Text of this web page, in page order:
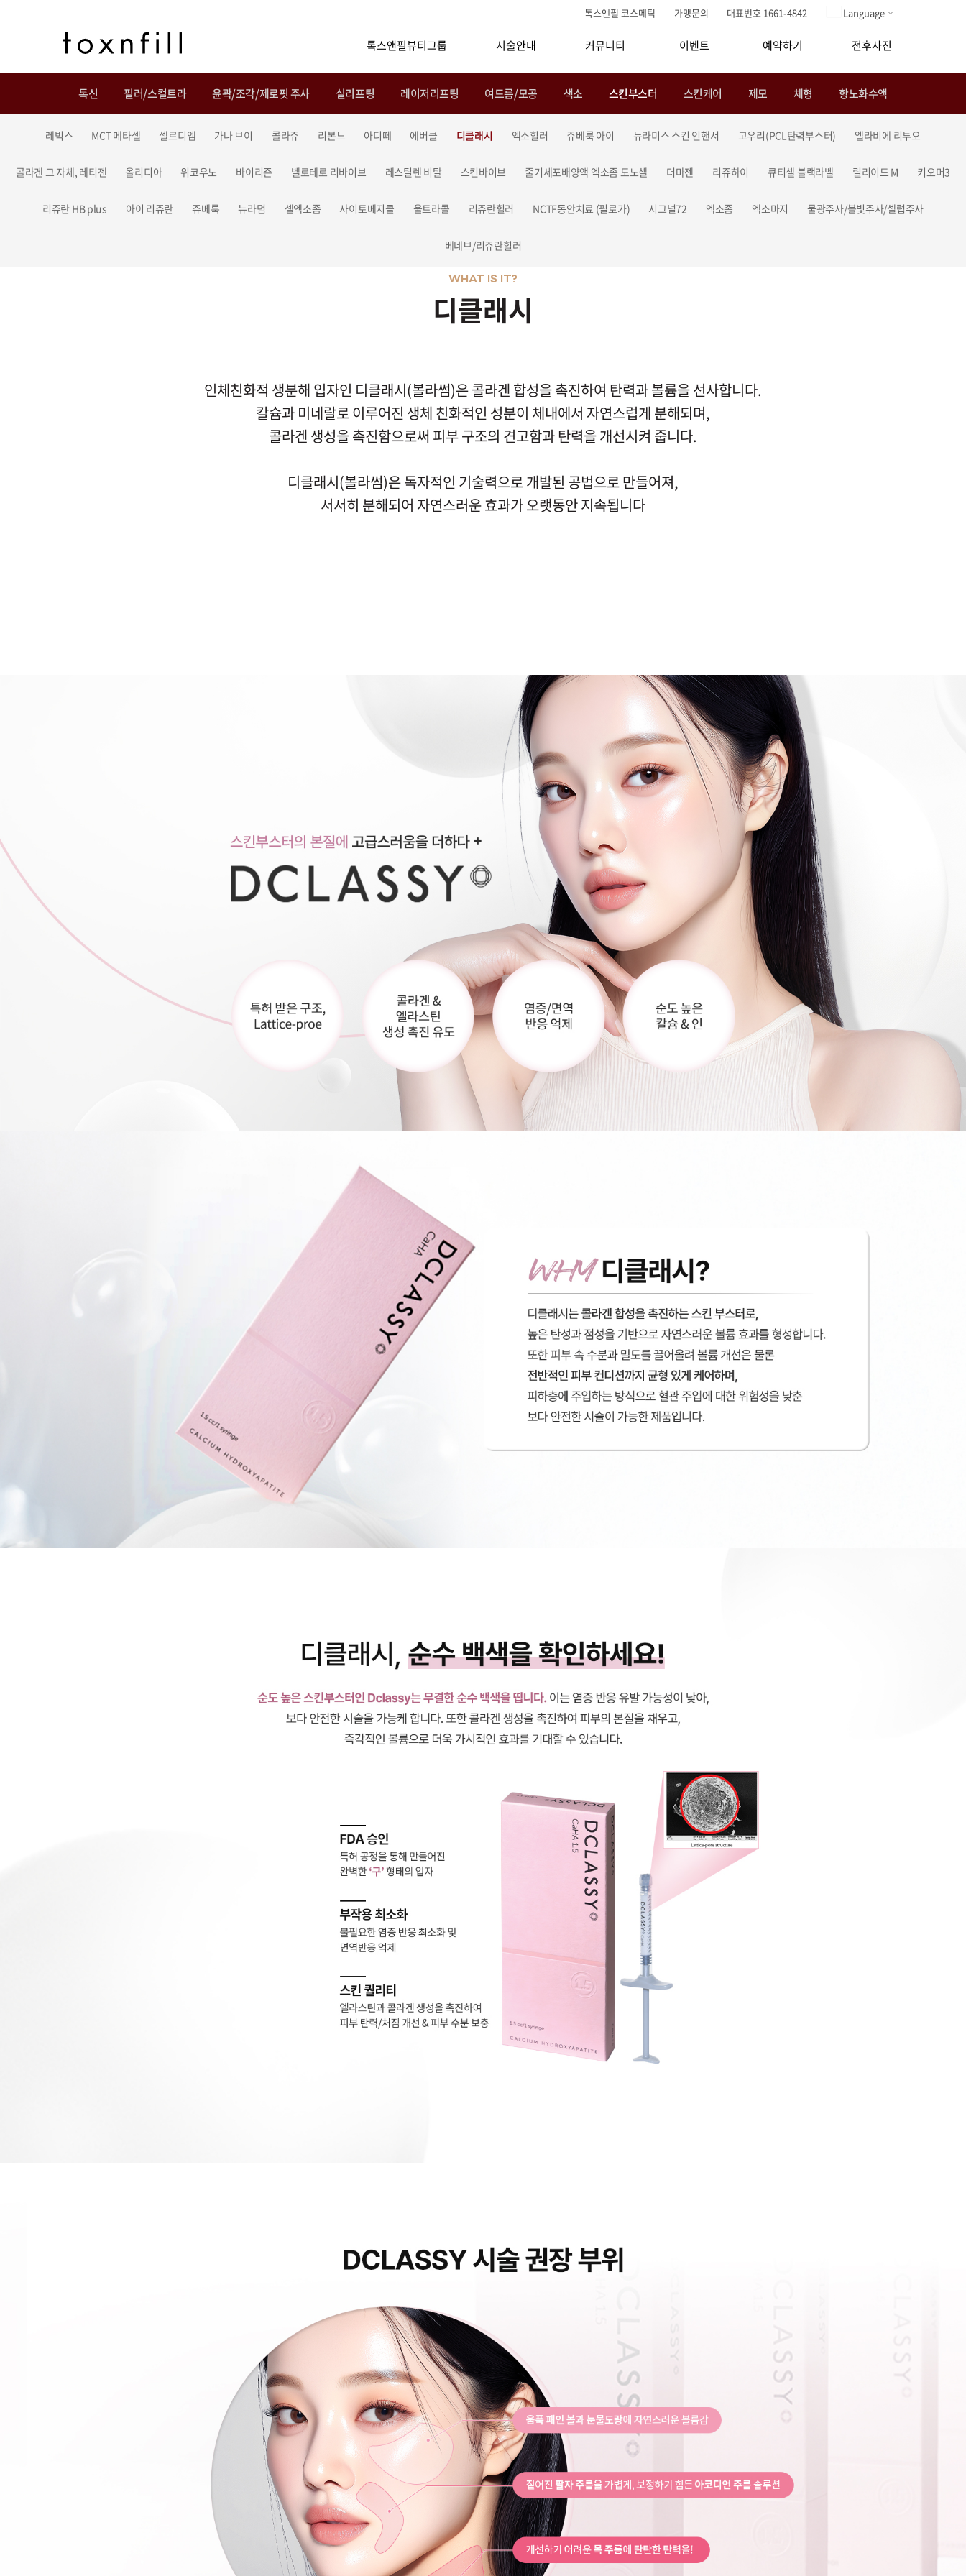
톡스앤필 코스메틱 가맹문의 대표번호 1661-4842 Language
톡스앤필뷰티그룹 시술안내 커뮤니티 이벤트 예약하기 전후사진
톡신 필러/스컬트라 윤곽/조각/제로핏 주사 실리프팅 레이저리프팅 여드름/모공 색소 스킨부스터
레빅스 MCT 메타셀 셀르디엠 가나 브이 콜라쥬 리본느 아디떼 에버클 디클래시 엑소힐러 쥬베룩 아이 뉴라미스 스킨 인핸서 고우리(PCL탄력부스터) 엘라비에 리투오
콜라겐 그 자체, 레티젠 올리디아 위코우노 바이리즌 벨로테로 리바이브 레스틸렌 비탈 스킨바이브 줄기세포배양액 엑소좀 도노셀 더마젠 리쥬하이 큐티셀 블랙라벨 릴리이드 M 키오머3
리쥬란 HB plus 아이 리쥬란 쥬베룩 뉴라덤 셀엑소좀 사이토베지클 울트라콜 리쥬란힐러 NCTF동안치료 (필로가) 시그널72 엑소좀 엑소마지 물광주사/볼빛주사/셀럽주사
베네브/리쥬란힐러
스킨케어 제모 체형 항노화수액
디클래시
WHAT IS IT?
인체친화적 생분해 입자인 디클래시(볼라썸)은 콜라겐 합성을 촉진하여 탄력과 볼륨을 선사합니다.
칼슘과 미네랄로 이루어진 생체 친화적인 성분이 체내에서 자연스럽게 분해되며,
콜라겐 생성을 촉진함으로써 피부 구조의 견고함과 탄력을 개선시켜 줍니다.
디클래시(볼라썸)은 독자적인 기술력으로 개발된 공법으로 만들어져,
서서히 분해되어 자연스러운 효과가 오랫동안 지속됩니다